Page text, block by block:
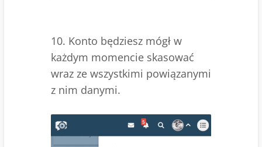
10. Konto będziesz mógł w
każdym momencie skasować
wraz ze wszystkimi powiązanymi
z nim danymi.